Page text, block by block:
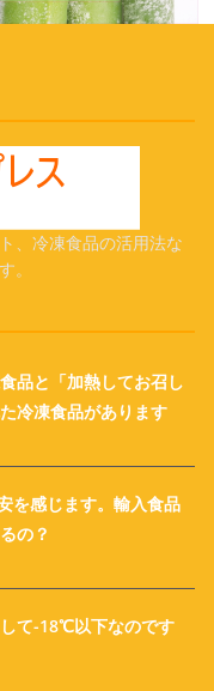
、冷凍食品の活用法な
。
品と「加熱してお召し
冷凍食品があります
感じます。輸入食品
の？
て-18℃以下なのです